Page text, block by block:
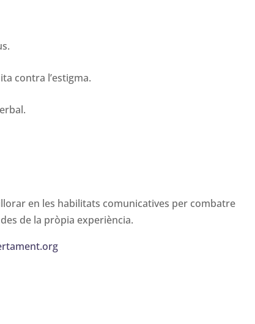
contra l’estigma.
en les habilitats comunicatives per combatre
de la pròpia experiència.